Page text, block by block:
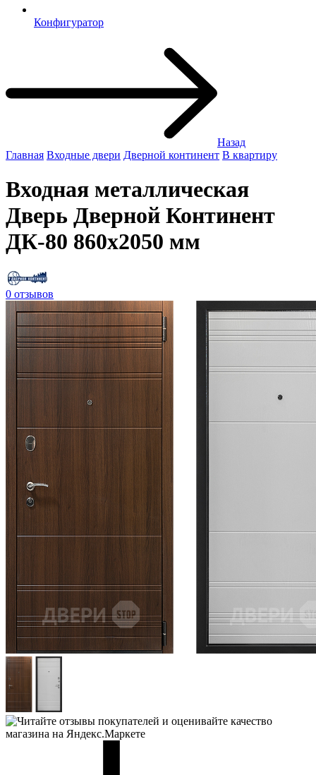
Конфигуратор
Назад
Главная Входные двери Дверной континент В квартиру
Входная металлическая
Дверь Дверной Континент
ДК-80 860х2050 мм
0 отзывов